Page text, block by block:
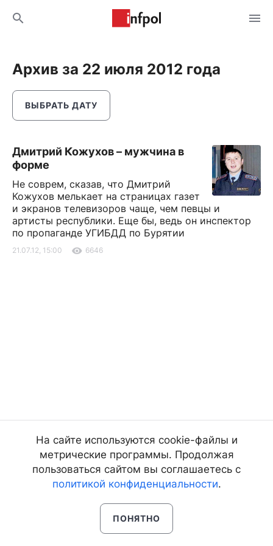
Архив за 22 июля 2012 года
ВЫБРАТЬ ДАТУ
Дмитрий Кожухов – мужчина в
форме
Не соврем, сказав, что Дмитрий
Кожухов мелькает на страницах газет
и экранов телевизоров чаще, чем певцы и
артисты республики. Еще бы, ведь он инспектор
по пропаганде УГИБДД по Бурятии
21.07.12, 15:00 6646
На сайте используются cookie-файлы и
метрические программы. Продолжая
пользоваться сайтом вы соглашаетесь с
политикой конфиденциальности.
ПОНЯТНО